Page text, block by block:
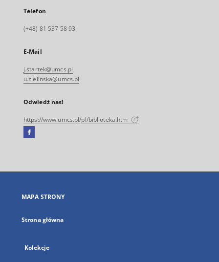
Telefon
(+48) 81 537 58 93
E-Mail
j.startek@umcs.pl
u.zielinska@umcs.pl
Odwiedź nas!
https://www.umcs.pl/pl/biblioteka.htm
Facebook
się
karcie
MAPA STRONY
Strona główna
Kolekcje